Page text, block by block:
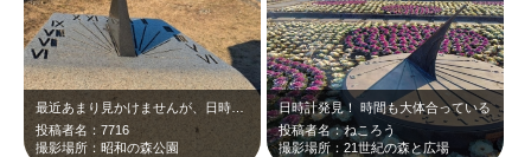
最近あまり見かけませんが、日時計がありますよ。
投稿者名：7716
撮影場所：昭和の森公園
日時計発見！ 時間も大体合っている
投稿者名：ねころう
撮影場所：21世紀の森と広場